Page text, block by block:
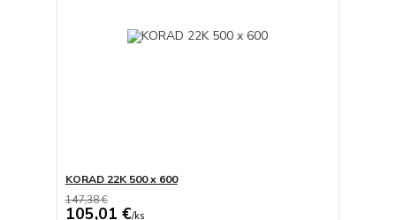
KORAD 22K 500 x 600
147,38 €
105,01 €/ks